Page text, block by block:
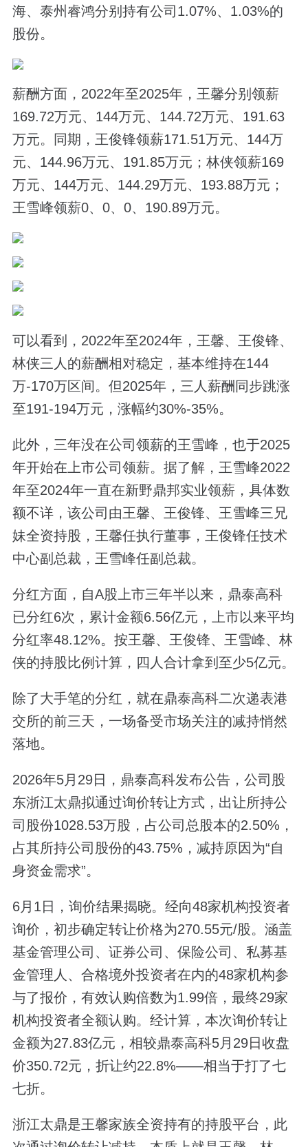
海、泰州睿鸿分别持有公司1.07%、1.03%的
股份。
薪酬方面，2022年至2025年，王馨分别领薪
169.72万元、144万元、144.72万元、191.63
万元。同期，王俊锋领薪171.51万元、144万
元、144.96万元、191.85万元；林侠领薪169
万元、144万元、144.29万元、193.88万元；
王雪峰领薪0、0、0、190.89万元。
可以看到，2022年至2024年，王馨、王俊锋、
林侠三人的薪酬相对稳定，基本维持在144
万-170万区间。但2025年，三人薪酬同步跳涨
至191-194万元，涨幅约30%-35%。
此外，三年没在公司领薪的王雪峰，也于2025
年开始在上市公司领薪。据了解，王雪峰2022
年至2024年一直在新野鼎邦实业领薪，具体数
额不详，该公司由王馨、王俊锋、王雪峰三兄
妹全资持股，王馨任执行董事，王俊锋任技术
中心副总裁，王雪峰任副总裁。
分红方面，自A股上市三年半以来，鼎泰高科
已分红6次，累计金额6.56亿元，上市以来平均
分红率48.12%。按王馨、王俊锋、王雪峰、林
侠的持股比例计算，四人合计拿到至少5亿元。
除了大手笔的分红，就在鼎泰高科二次递表港
交所的前三天，一场备受市场关注的减持悄然
落地。
2026年5月29日，鼎泰高科发布公告，公司股
东浙江太鼎拟通过询价转让方式，出让所持公
司股份1028.53万股，占公司总股本的2.50%，
占其所持公司股份的43.75%，减持原因为“自
身资金需求”。
6月1日，询价结果揭晓。经向48家机构投资者
询价，初步确定转让价格为270.55元/股。涵盖
基金管理公司、证券公司、保险公司、私募基
金管理人、合格境外投资者在内的48家机构参
与了报价，有效认购倍数为1.99倍，最终29家
机构投资者全额认购。经计算，本次询价转让
金额为27.83亿元，相较鼎泰高科5月29日收盘
价350.72元，折让约22.8%——相当于打了七
七折。
浙江太鼎是王馨家族全资持有的持股平台，此